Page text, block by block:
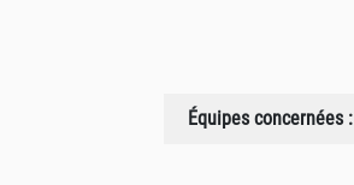
Équipes concernées :